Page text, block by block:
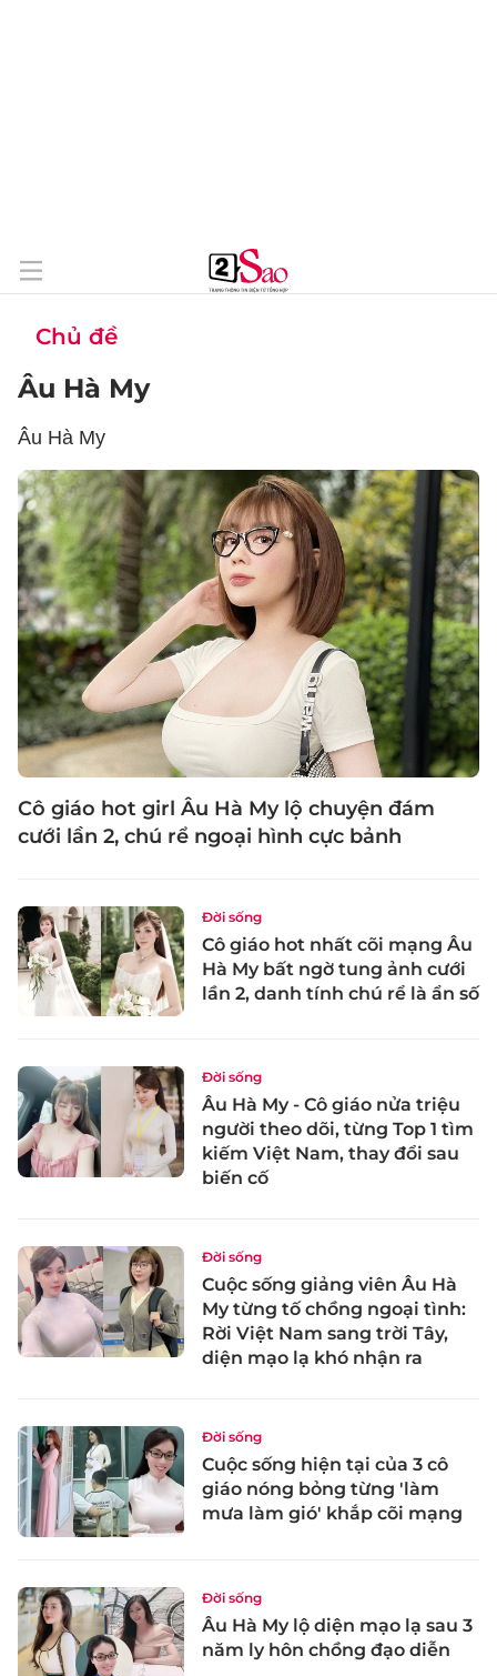
Chủ đề
Âu Hà My
Âu Hà My
Cô giáo hot girl Âu Hà My lộ chuyện đám
cưới lần 2, chú rể ngoại hình cực bảnh
Đời sống
Cô giáo hot nhất cõi mạng Âu
Hà My bất ngờ tung ảnh cưới
lần 2, danh tính chú rể là ẩn số
Đời sống
Âu Hà My - Cô giáo nửa triệu
người theo dõi, từng Top 1 tìm
kiếm Việt Nam, thay đổi sau
biến cố
Đời sống
Cuộc sống giảng viên Âu Hà
My từng tố chồng ngoại tình:
Rời Việt Nam sang trời Tây,
diện mạo lạ khó nhận ra
Đời sống
Cuộc sống hiện tại của 3 cô
giáo nóng bỏng từng 'làm
mưa làm gió' khắp cõi mạng
Đời sống
Âu Hà My lộ diện mạo lạ sau 3
năm ly hôn chồng đạo diễn